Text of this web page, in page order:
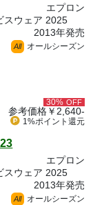
エプロン
ウェア 2025
2013年発売
All オールシーズン
30% OFF
参考価格￥2,640-
1%ポイント 還元
エプロン
ウェア 2025
2013年発売
All オールシーズン